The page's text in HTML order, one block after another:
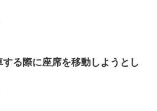
る際に座席を移動しようとし